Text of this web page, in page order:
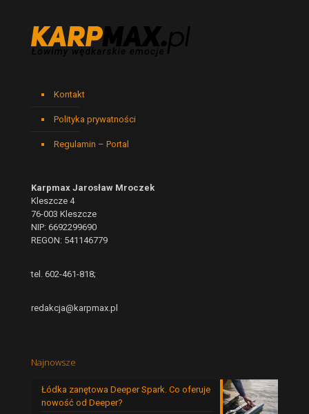
Kontakt
Polityka prywatności
Regulamin – Portal
Karpmax Jarosław Mroczek
Kleszcze 4
76-003 Kleszcze
NIP: 6692299690
REGON: 541146779
tel. 602-461-818;
redakcja@karpmax.pl
Najnowsze
Łódka zanętowa Deeper Spark. Co oferuje
nowość od Deeper?